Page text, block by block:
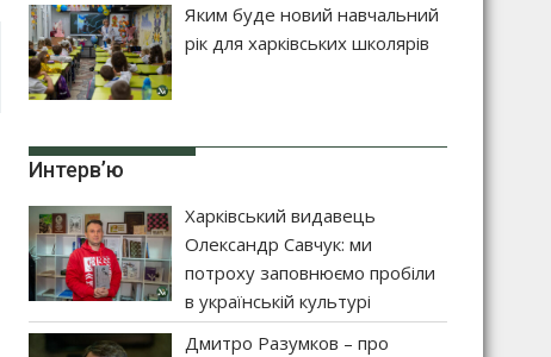
Яким буде новий навчальний
рік для харківських школярів
Интерв’ю
Харківський видавець
Олександр Савчук: ми
потроху заповнюємо пробіли
в українській культурі
Дмитро Разумков – про